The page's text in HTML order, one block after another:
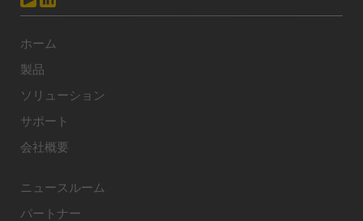
ホーム
製品
ソリューション
サポート
会社概要
ニュースルーム
パートナー